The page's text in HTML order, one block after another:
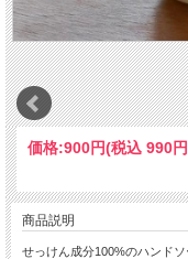
価格:900円(税込 990
商品説明
せっけん成分100%のハンドソ